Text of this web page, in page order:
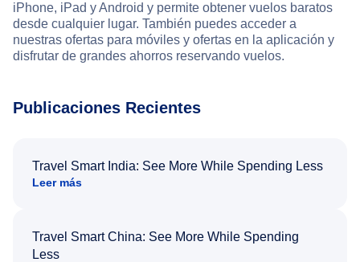
iPhone, iPad y Android y permite obtener vuelos baratos
desde cualquier lugar. También puedes acceder a
nuestras ofertas para móviles y ofertas en la aplicación y
disfrutar de grandes ahorros reservando vuelos.
Publicaciones Recientes
Travel Smart India: See More While Spending Less
Leer más
Travel Smart China: See More While Spending
Less